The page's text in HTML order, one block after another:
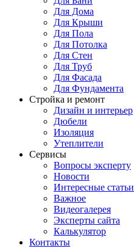
Для Дома
Для Крыши
Для Пола
Для Потолка
Для Стен
Для Труб
Для Фасада
Для Фундамента
Стройка и ремонт
Дизайн и интерьер
Дюбели
Изоляция
Утеплители
Сервисы
Вопросы эксперту
Новости
Интересные статьи
Важное
Видеогалерея
Эксперты сайта
Калькулятор
Контакты